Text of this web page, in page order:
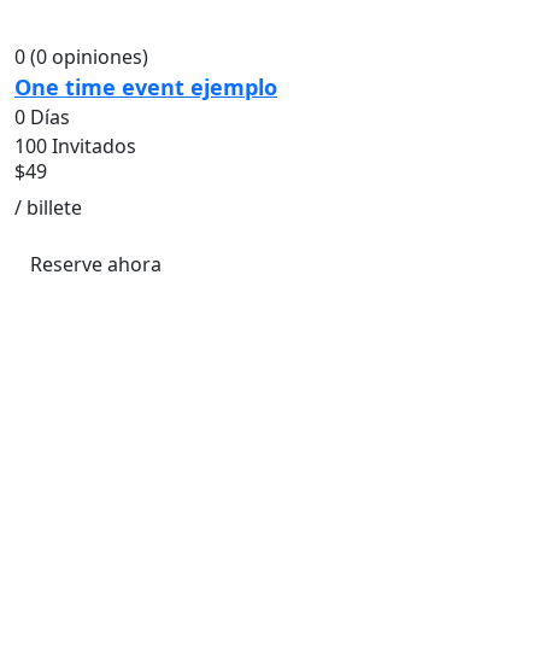
0(0 opiniones)
One time event ejemplo
0 Días
100 Invitados
$49
/ billete
Reserve ahora